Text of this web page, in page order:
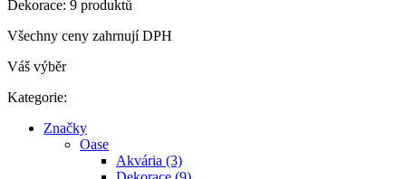
Dekorace: 9 produktů
Všechny ceny zahrnují DPH
Váš výběr
Kategorie:
Značky
Oase
Akvária (3)